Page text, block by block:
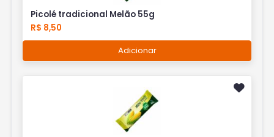
Picolé tradicional Melão 55g
R$ 8,50
Adicionar